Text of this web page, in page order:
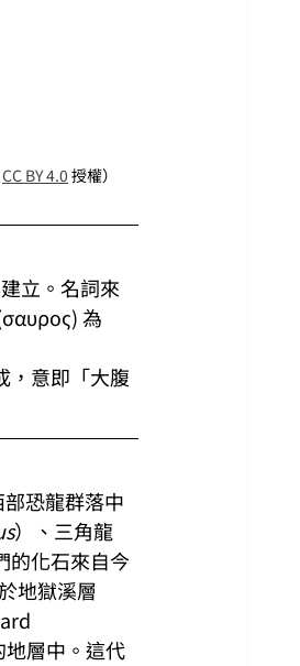
CC BY 4.0 授權）
立。名詞來
為
，意即「大腹
恐龍群落中
）、三角龍
的化石來自今
地獄溪層
層中。這代